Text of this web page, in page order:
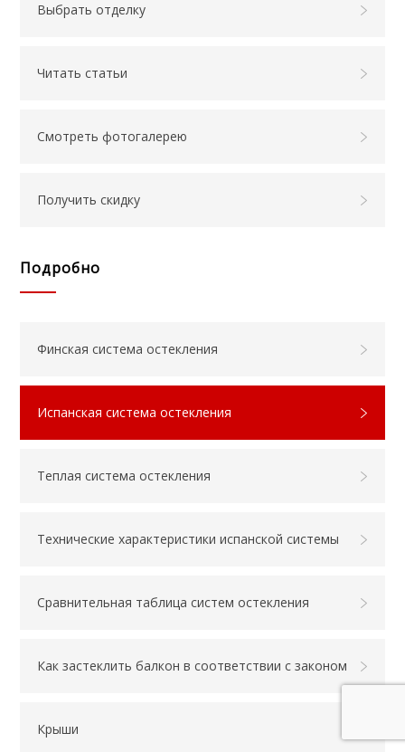
Выбрать отделку
Читать статьи
Смотреть фотогалерею
Получить скидку
Подробно
Финская система остекления
Испанская система остекления
Теплая система остекления
Технические характеристики испанской системы
Сравнительная таблица систем остекления
Как застеклить балкон в соответствии с законом
Крыши